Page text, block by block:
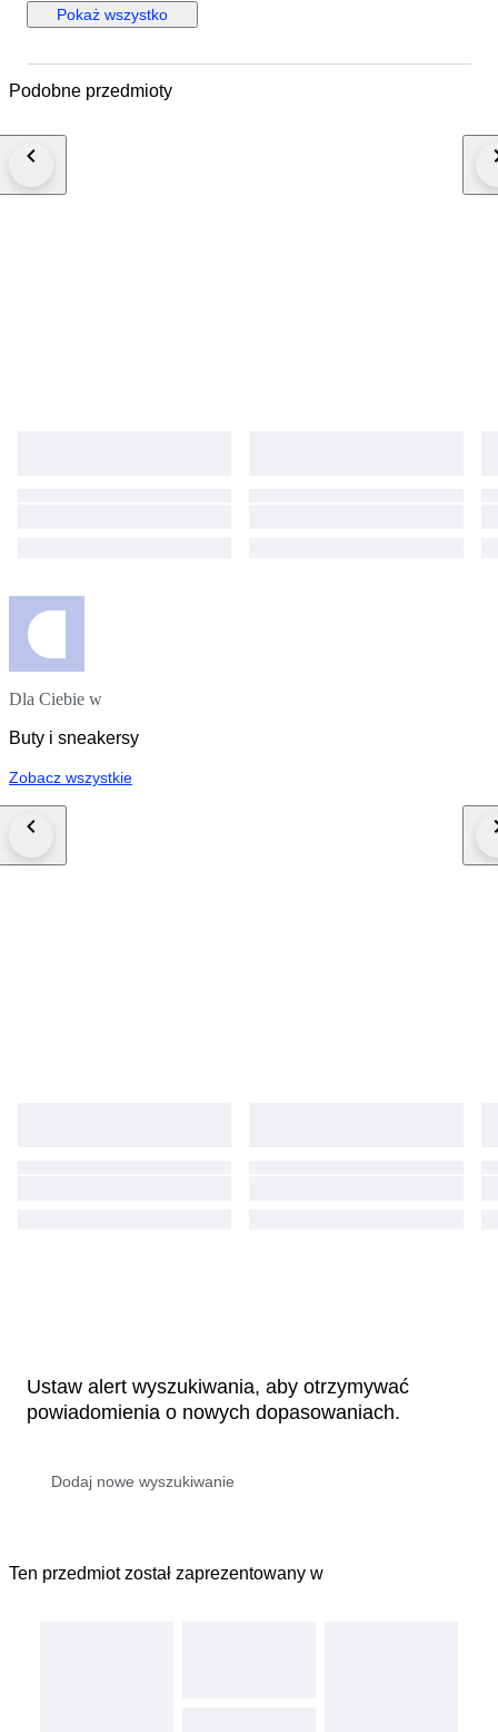
les brides croisées structurent joliment le pied. Le contraste entre le daim
doux et la semelle tressée aux nuances subtiles donne à ce modèle un
Taille 39 Neuf avec boîte d’origine Hauteur 12 cm Parfaites avec une robe
soin et envoyé en recommandé. Les frais de douane sont à la charge de
Pokaż wszystko
Podobne przedmioty
Dla Ciebie w
Buty i sneakersy
Zobacz wszystkie
Ustaw alert wyszukiwania, aby otrzymywać
powiadomienia o nowych dopasowaniach.
Ten przedmiot został zaprezentowany w